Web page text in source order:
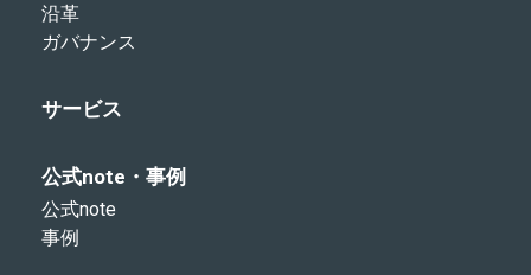
沿革
ガバナンス
サービス
公式note・事例
公式note
事例